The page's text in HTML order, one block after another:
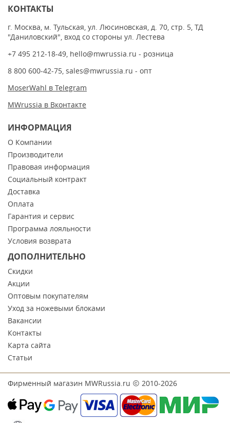
КОНТАКТЫ
г. Москва, м. Тульская, ул. Люсиновская, д. 70, стр. 5, ТД
"Даниловский", вход со стороны ул. Лестева
+7 495 212-18-49, hello@mwrussia.ru - розница
8 800 600-42-75, sales@mwrussia.ru - опт
MoserWahl в Telegram
MWrussia в Вконтакте
ИНФОРМАЦИЯ
О Компании
Производители
Правовая информация
Социальный контракт
Доставка
Оплата
Гарантия и сервис
Программа лояльности
Условия возврата
ДОПОЛНИТЕЛЬНО
Скидки
Акции
Оптовым покупателям
Уход за ножевыми блоками
Вакансии
Контакты
Карта сайта
Статьи
Фирменный магазин MWRussia.ru 2010-2026